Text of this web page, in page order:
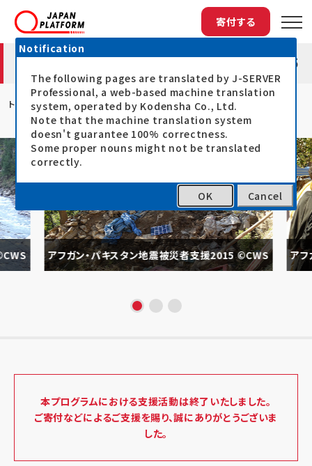
寄付する
アフガン・パキスタン地震被災者支援2015
トップ アフガン・パキスタン地震被災者支援201...
アフガン・パキスタン地震被災者支援2015 ©CWS アフ
本プログラムにおける支援活動は終了いたしました。
ご寄付などによるご支援を賜り、誠にありがとうございま
した。
Notification
The following pages are translated by J-SERVER
Professional, a web-based machine translation
system, operated by Kodensha Co., Ltd.
Note that the machine translation system
doesn't guarantee 100% correctness.
Some proper nouns might not be translated
correctly.
OK Cancel